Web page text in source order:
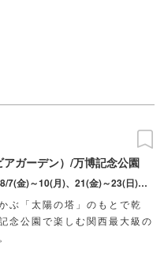
ガーデン）/万博記念公園
2026/7/24(金)～26(日)、31(金)～8/2(日)、8/7(金)～10(月)、21(金)～23(日)、28(金)～30(日)、9/4(金)～6(日)、11(金)～13(日)、19(土)～23(水･祝)
ぶ「太陽の塔」のもとで乾
念公園で楽しむ関西最大級の